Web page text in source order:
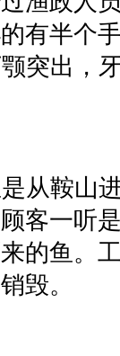
有半个
突出，
从鞍山
客一听
的鱼。
毁。